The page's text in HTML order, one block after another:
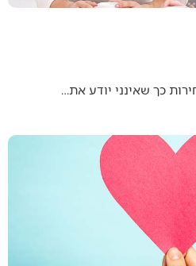
כך שאינני יודע את…